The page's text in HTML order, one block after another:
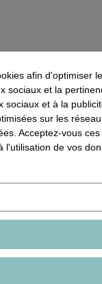
afin d'optimiser
sociaux et la
sociaux et à la
sur les
Acceptez-vous ces
l'utilisation de vos